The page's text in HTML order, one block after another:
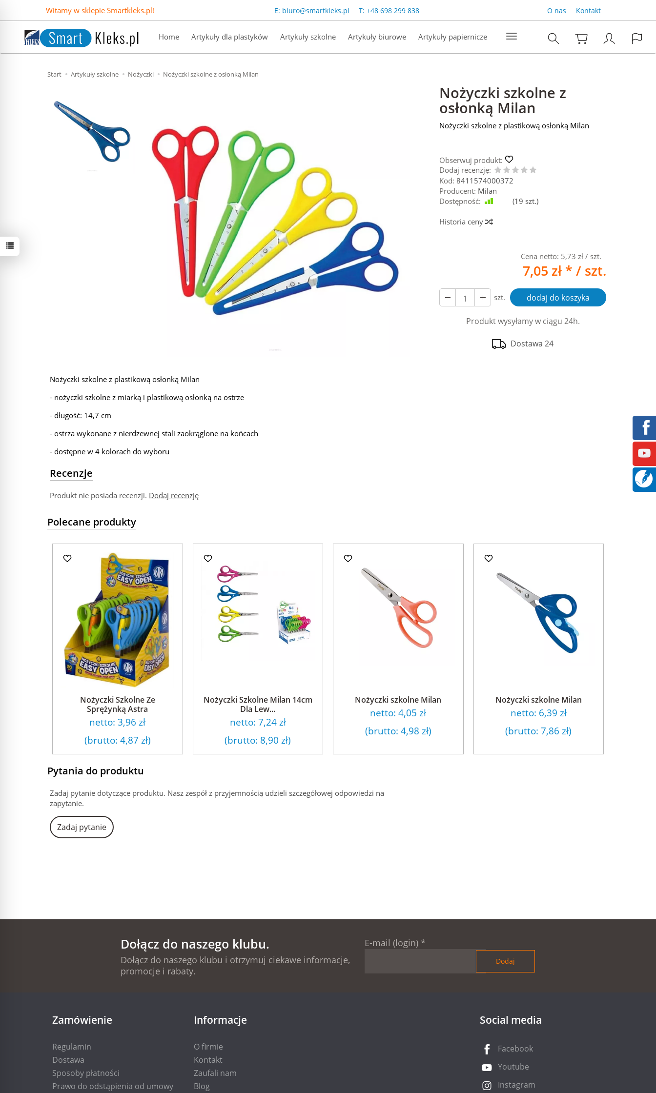
Witamy w sklepie Smartkleks.pl! E: biuro@smartkleks.pl T: +48 698 299 838 O nas Kontakt
Home Artykuły dla plastyków Artykuły szkolne Artykuły biurowe Artykuły papiernicze
Start Artykuły szkolne Nożyczki Nożyczki szkolne z osłonką Milan
Nożyczki szkolne z
osłonką Milan
Nożyczki szkolne z plastikową osłonką Milan
Obserwuj produkt:
Dodaj recenzję:
Kod: 8411574000372
Producent: Milan
Dostępność:
(19 szt.)
Historia ceny
Cena netto: 5,73 zł / szt.
7,05 zł * / szt.
szt. dodaj do koszyka
Produkt wysyłamy w ciągu 24h.
Dostawa 24
Nożyczki szkolne z plastikową osłonką Milan
- nożyczki szkolne z miarką i plastikową osłonką na ostrze
- długość: 14,7 cm
- ostrza wykonane z nierdzewnej stali zaokrąglone na końcach
- dostępne w 4 kolorach do wyboru
Recenzje
Produkt nie posiada recenzji. Dodaj recenzję
Polecane produkty
Nożyczki Szkolne Ze
Sprężynką Astra
netto:3,96 zł
(brutto: 4,87 zł)
Nożyczki Szkolne Milan 14cm
Dla Lew...
netto: 7,24 zł
(brutto: 8,90 zł)
Nożyczki szkolne Milan
netto:4,05 zł
(brutto: 4,98 zł)
Nożyczki szkolne Milan
netto: 6,39 zł
(brutto:7,86 zł)
Pytania do produktu
Zadaj pytanie dotyczące produktu. Nasz zespół z przyjemnością udzieli szczegółowej odpowiedzi na
zapytanie.
Zadaj pytanie
Dołącz do naszego klubu.
Dołącz do naszego klubu i otrzymuj ciekawe informacje,
promocje i rabaty.
E-mail (login) *
Zamówienie
Regulamin
Dostawa
Sposoby płatności
Prawo do odstąpienia od umowy
Informacje
O firmie
Kontakt
Zaufali nam
Blog
Social media
Facebook
Youtube
Instagram